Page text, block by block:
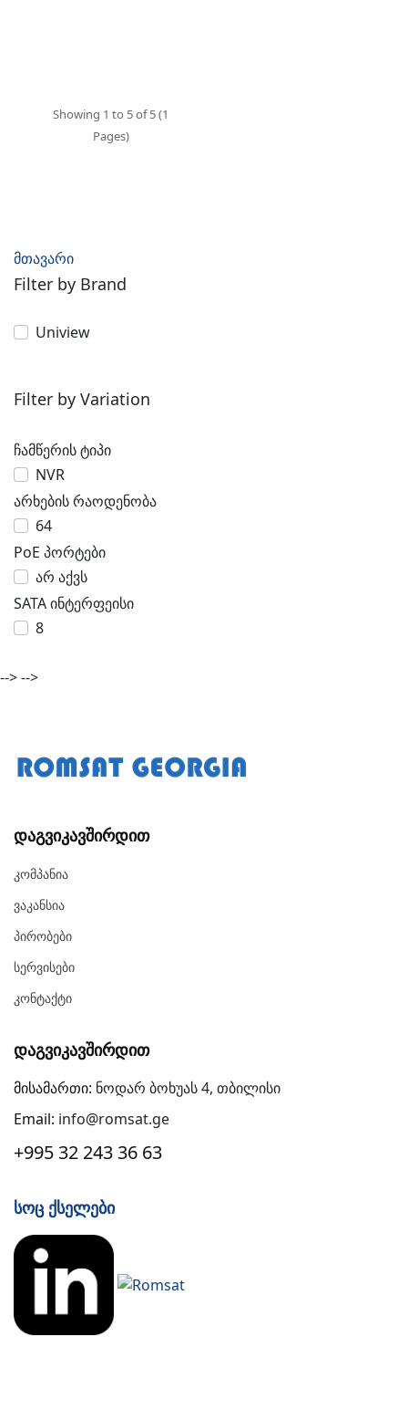
მთავარი
Filter by Brand
Uniview
Filter by Variation
ჩამწერის ტიპი
NVR
არხების რაოდენობა
64
PoE პორტები
არ აქვს
SATA ინტერფეისი
8
Showing 1 to 5 of 5 (1
Pages)
-->-->
Დაგვიკავშირდით
Კომპანია
Ვაკანსია
Პირობები
Სერვისები
Კონტაქტი
Დაგვიკავშირდით
მისამართი: ნოდარ ბოხუას 4, თბილისი
Email: info@romsat.ge
+995 32 243 36 63
Სოც Ქსელები